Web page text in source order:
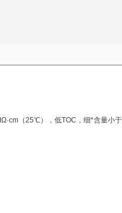
（25℃），低TOC，细*含量小